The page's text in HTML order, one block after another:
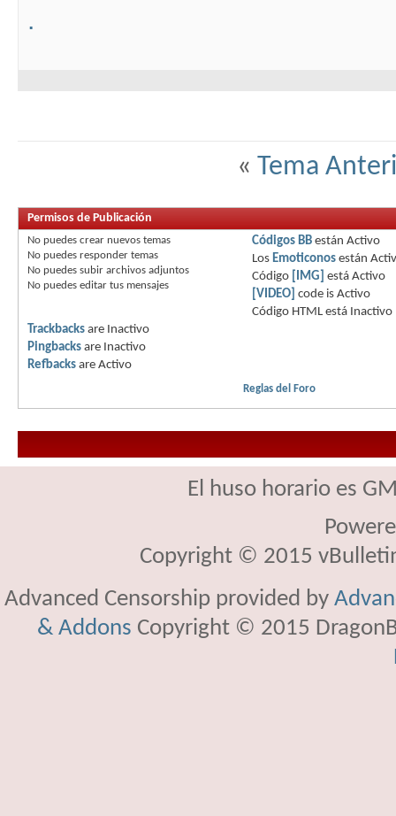
.
« Tema
Permisos de Publicación
No puedes crear nuevos temas
No puedes responder temas
No puedes subir archivos adjuntos
No puedes editar tus mensajes
Códigos BB están Activo
Los Emoticonos están
Código [IMG] está Activo
[VIDEO] code is Activo
Código HTML está Inactivo
Trackbacks are Inactivo
Pingbacks are Inactivo
Refbacks are Activo
Reglas del Foro
El huso horario es
Copyright © 2015
Advanced Censorship provided by
& Addons Copyright © 2015